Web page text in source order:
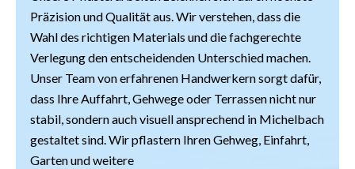
Präzision und Qualität aus. Wir verstehen, dass die
Wahl des richtigen Materials und die fachgerechte
Verlegung den entscheidenden Unterschied machen.
Unser Team von erfahrenen Handwerkern sorgt dafür,
dass Ihre Auffahrt, Gehwege oder Terrassen nicht nur
stabil, sondern auch visuell ansprechend in Michelbach
gestaltet sind. Wir pflastern Ihren Gehweg, Einfahrt,
Garten und weitere